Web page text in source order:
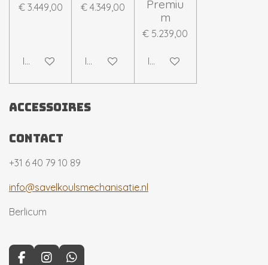
€ 3.449,00
In winkelwagen
€ 4.349,00
In winkelwagen
Premiu
m
€ 5.239,00
In winkelwagen
accessoires
contact
+31 6 40 79 10 89
info@savelkoulsmechanisatie.nl
Berlicum
F
I
W